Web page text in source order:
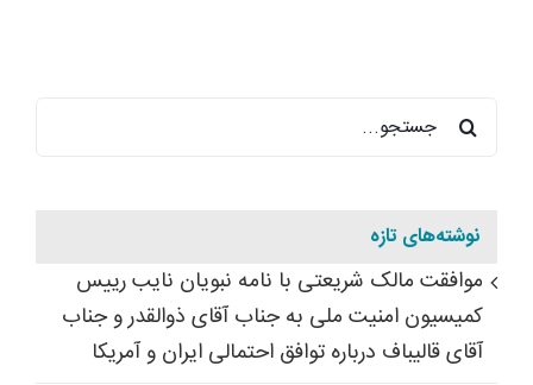
جستجو
برای:
نوشته‌های تازه
موافقت مالک شریعتی با نامه نبویان نایب رییس
کمیسیون امنیت ملی به جناب آقای ذوالقدر و جناب
آقای قالیباف درباره توافق احتمالی ایران و آمریکا